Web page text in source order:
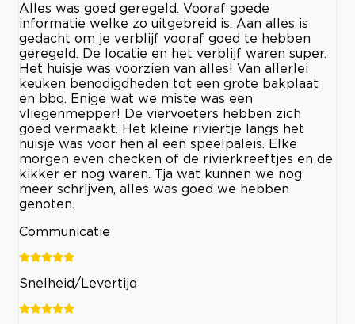
Alles was goed geregeld. Vooraf goede
informatie welke zo uitgebreid is. Aan alles is
gedacht om je verblijf vooraf goed te hebben
geregeld. De locatie en het verblijf waren super.
Het huisje was voorzien van alles! Van allerlei
keuken benodigdheden tot een grote bakplaat
en bbq. Enige wat we miste was een
vliegenmepper! De viervoeters hebben zich
goed vermaakt. Het kleine riviertje langs het
huisje was voor hen al een speelpaleis. Elke
morgen even checken of de rivierkreeftjes en de
kikker er nog waren. Tja wat kunnen we nog
meer schrijven, alles was goed we hebben
genoten.
Communicatie
Snelheid/Levertijd